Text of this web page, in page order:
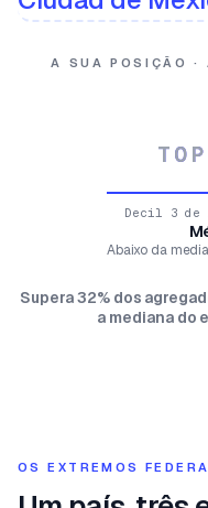
A SUA POSIÇÃO ·
TOP
Decil 3 de
Abaixo da
Supera 32% dos
a mediana do
OS EXTREMOS